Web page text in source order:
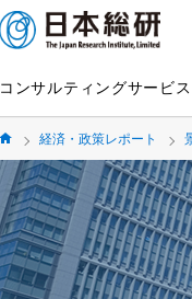
コンサルティングサービス
経済・政策レポート